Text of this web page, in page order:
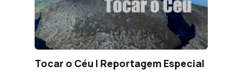
Tocar o Céu | Reportagem Especial